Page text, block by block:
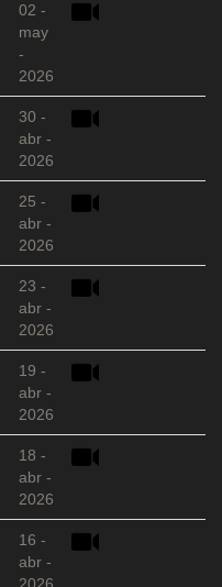
02 -
may
-
2026
30 -
abr -
2026
25 -
abr -
2026
23 -
abr -
2026
19 -
abr -
2026
18 -
abr -
2026
16 -
abr -